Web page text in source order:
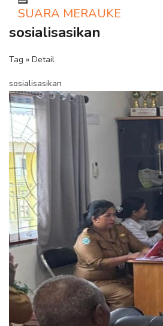
Toggle navigation
SUARA MERAUKE
sosialisasikan
Tag » Detail
sosialisasikan